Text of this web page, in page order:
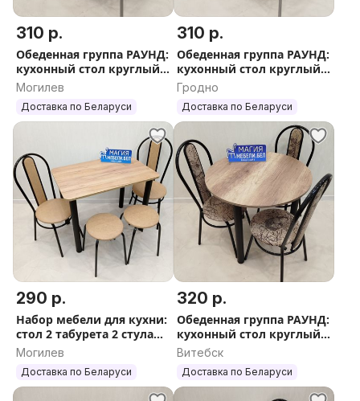
310 р.
Обеденная группа РАУНД:
кухонный стол круглый
и 3 стула Бесплатная
Могилев
Доставка по Беларуси
310 р.
Обеденная группа РАУНД:
кухонный стол круглый
и 3 стула Доставка
Гарантия Обеденный
стол кухонный
Гродно
Доставка по Беларуси
290 р.
Набор мебели для кухни:
стол 2 табурета 2 стула
Бесплатная доставка
Могилев
Доставка по Беларуси
320 р.
Обеденная группа РАУНД:
кухонный стол круглый
и 3 стула со спинкой
Витебск
Доставка по Беларуси